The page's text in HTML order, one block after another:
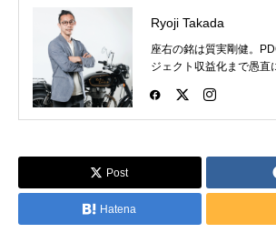
Ryoji Takada
座右の銘は質実剛健。
ジェクト収益化まで愚直
った時の名残。バイクと
技が好き。
Post
Hatena